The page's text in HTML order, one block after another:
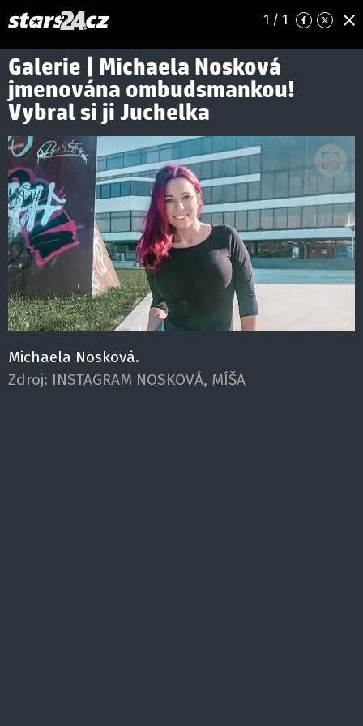
1 / 1
Galerie | Michaela Nosková
jmenována ombudsmankou!
Vybral si ji Juchelka
Michaela Nosková.
Zdroj: INSTAGRAM NOSKOVÁ, MÍŠA